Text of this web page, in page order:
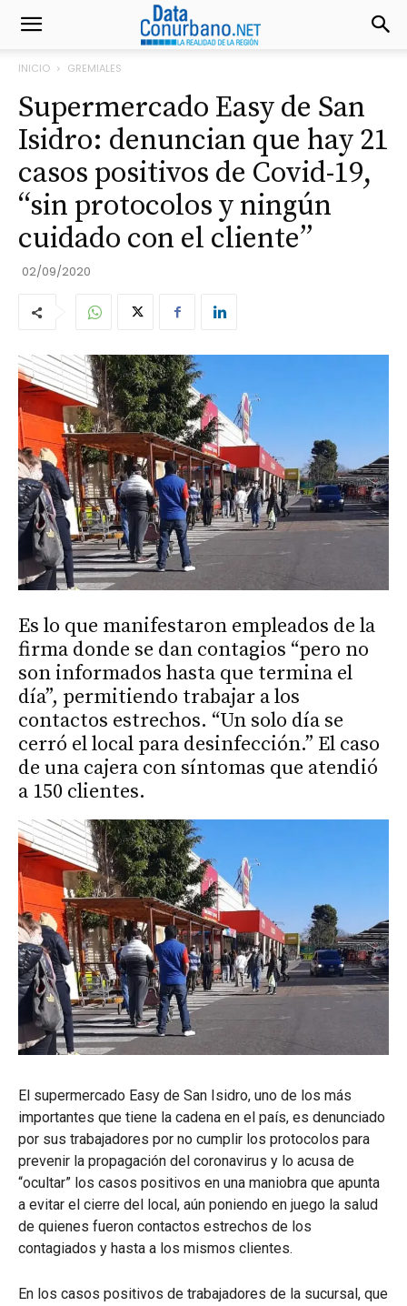
INICIO GREMIALES
Supermercado Easy de San
Isidro: denuncian que hay 21
casos positivos de Covid-19,
“sin protocolos y ningún
cuidado con el cliente”
02/09/2020
Es lo que manifestaron empleados de la
firma donde se dan contagios “pero no
son informados hasta que termina el
día”, permitiendo trabajar a los
contactos estrechos. “Un solo día se
cerró el local para desinfección.” El caso
de una cajera con síntomas que atendió
a 150 clientes.
El supermercado Easy de San Isidro, uno de los más
importantes que tiene la cadena en el país, es denunciado
por sus trabajadores por no cumplir los protocolos para
prevenir la propagación del coronavirus y lo acusa de
“ocultar” los casos positivos en una maniobra que apunta
a evitar el cierre del local, aún poniendo en juego la salud
de quienes fueron contactos estrechos de los
contagiados y hasta a los mismos clientes.
En los casos positivos de trabajadores de la sucursal, que